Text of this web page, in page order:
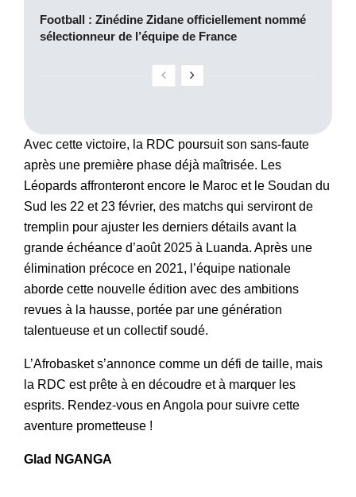
Football : Zinédine Zidane officiellement nommé
sélectionneur de l’équipe de France
Avec cette victoire, la RDC poursuit son sans-faute
après une première phase déjà maîtrisée. Les
Léopards affronteront encore le Maroc et le Soudan du
Sud les 22 et 23 février, des matchs qui serviront de
tremplin pour ajuster les derniers détails avant la
grande échéance d’août 2025 à Luanda. Après une
élimination précoce en 2021, l’équipe nationale
aborde cette nouvelle édition avec des ambitions
revues à la hausse, portée par une génération
talentueuse et un collectif soudé.
L’Afrobasket s’annonce comme un défi de taille, mais
la RDC est prête à en découdre et à marquer les
esprits. Rendez-vous en Angola pour suivre cette
aventure prometteuse !
Glad NGANGA